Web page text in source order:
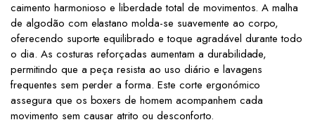
caimento harmonioso e liberdade total de movimentos. A malha
de algodão com elastano molda-se suavemente ao corpo,
oferecendo suporte equilibrado e toque agradável durante todo
o dia. As costuras reforçadas aumentam a durabilidade,
permitindo que a peça resista ao uso diário e lavagens
frequentes sem perder a forma. Este corte ergonómico
assegura que os boxers de homem acompanhem cada
movimento sem causar atrito ou desconforto.